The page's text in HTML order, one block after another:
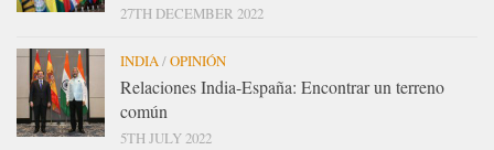
27TH DECEMBER 2022
INDIA/OPINIÓN
Relaciones India-España: Encontrar un terreno
común
5TH JULY 2022